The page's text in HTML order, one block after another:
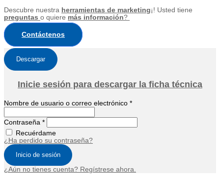
Descubre nuestra herramientas de marketing¡! Usted tiene
preguntas o quiere más información?
Contáctenos
Descargar
Inicie sesión para descargar la ficha técnica
Nombre de usuario o correo electrónico *
Contraseña *
Recuérdame
¿Ha perdido su contraseña?
Inicio de sesión
¿Aún no tienes cuenta? Regístrese ahora.